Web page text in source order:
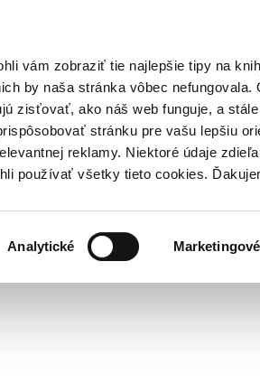
vám zobraziť tie najlepšie tipy na
by naša stránka vôbec nefungovala.
zisťovať, ako náš web funguje, a
stránku pre vašu lepšiu
reklamy. Niektoré údaje
používať všetky tieto cookies.
Analytické Marketingové